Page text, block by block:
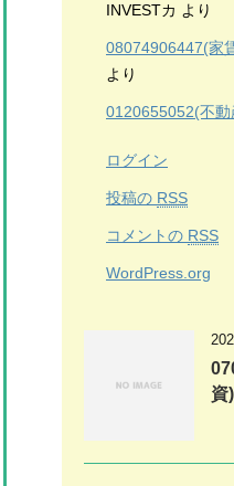
INVESTカ より
08074906447(家
より
0120655052(不動
ログイン
投稿の RSS
コメントの RSS
WordPress.org
資)